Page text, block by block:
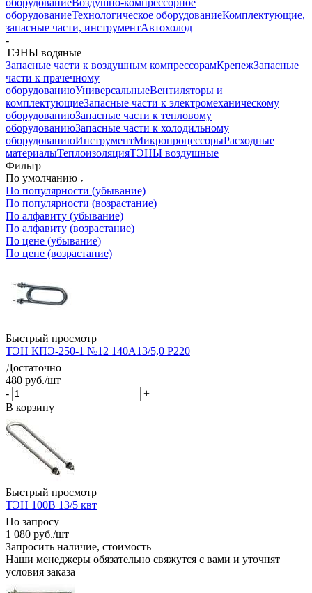
оборудованиеТехнологическое оборудованиеКомплектующие,
запасные части, инструментАвтохолод
-
ТЭНЫ водяные
Запасные части к воздушным компрессорамКрепежЗапасные
части к прачечному
оборудованиюУниверсальныеВентиляторы и
комплектующиеЗапасные части к электромеханическому
оборудованиюЗапасные части к тепловому
оборудованиюЗапасные части к холодильному
оборудованиюИнструментМикропроцессорыРасходные
материалыТеплоизоляцияТЭНЫ воздушные
Фильтр
По умолчанию
По популярности (убывание)
По популярности (возрастание)
По алфавиту (убывание)
По алфавиту (возрастание)
По цене (убывание)
По цене (возрастание)
Быстрый просмотр
ТЭН КПЭ-250-1 №12 140А13/5,0 Р220
Достаточно
480 руб./шт
-
+
В корзину
Быстрый просмотр
ТЭН 100В 13/5 квт
По запросу
1 080 руб./шт
Запросить наличие, стоимость
Наши менеджеры обязательно свяжутся с вами и уточнят
условия заказа